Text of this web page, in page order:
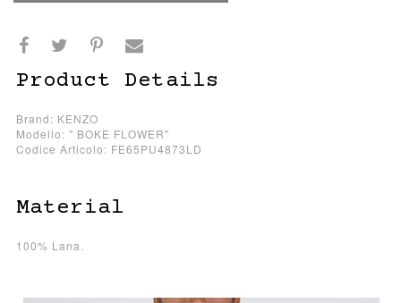
Product Details
Brand: KENZO
Modello: " BOKE FLOWER"
Codice Articolo: FE65PU4873LD
Material
100% Lana.